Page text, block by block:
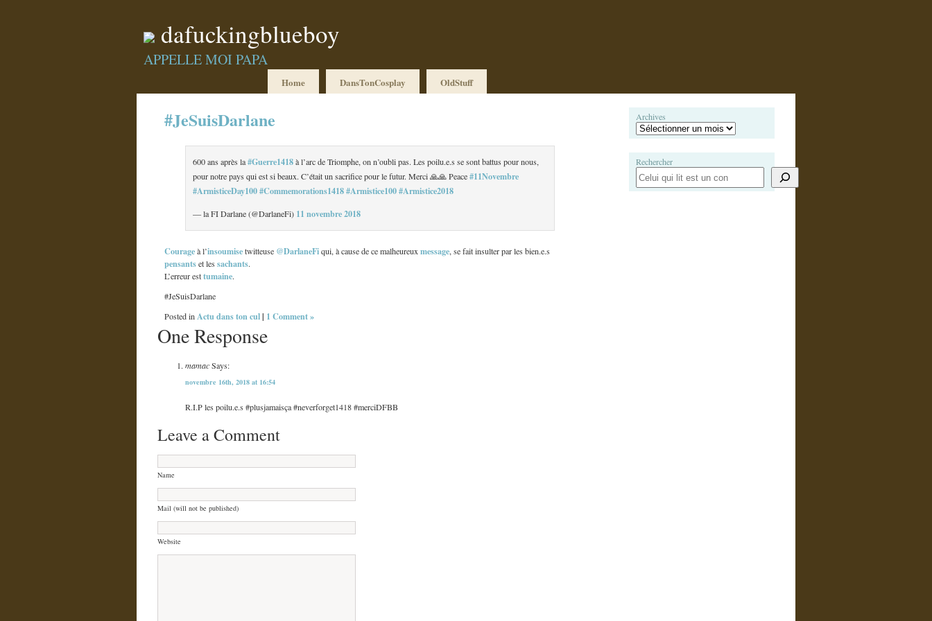
dafuckingblueboy
APPELLE MOI PAPA
Home DansTonCosplay OldStuff
#JeSuisDarlane
600 ans après la#Guerre1418à l’arc de Triomphe, on n’oubli pas. Les poilu.e.s se sont battus pour nous,
pour notre pays qui est si beaux. C’était un sacrifice pour le futur. Merci 🙏🙏 Peace#11Novembre
#ArmisticeDay100#Commemorations1418#Armistice100#Armistice2018
— la FI Darlane (@DarlaneFi) 11 novembre 2018
Courageà l’insoumisetwitteuse @DarlaneFiqui, à cause de ce malheureux message, se fait insulter par les bien.e.s
pensantset lessachants.
L’erreur esttumaine.
#JeSuisDarlane
Posted inActu dans ton cul| 1 Comment »
One Response
mamacSays:
novembre 16th, 2018 at 16:54
R.I.P les poilu.e.s #plusjamaisça #neverforget1418 #merciDFBB
Leave a Comment
Name
Mail (will not be published)
Website
Archives
Rechercher